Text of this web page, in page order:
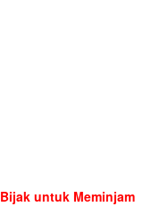
untuk Meminjam